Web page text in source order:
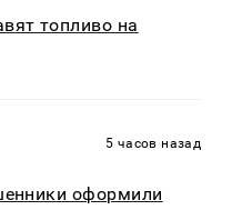
топливо на
5 часов назад
оформили